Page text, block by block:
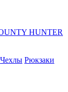
HUNTER
Чехлы Рюкзаки